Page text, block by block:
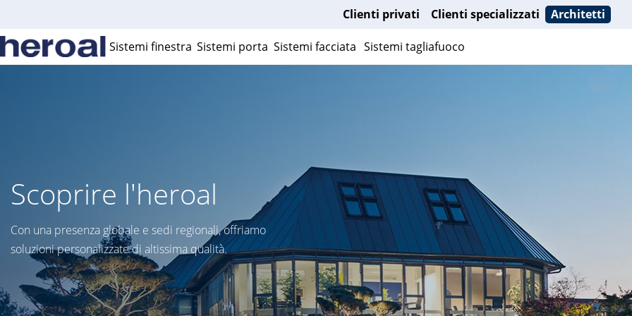
Clienti privati Clienti specializzati Architetti
Sistemi finestra Sistemi porta Sistemi facciata Sistemi tagliafuoco
Scoprire l'heroal
Con una presenza globale e sedi regionali, offriamo
soluzioni personalizzate di altissima qualità.